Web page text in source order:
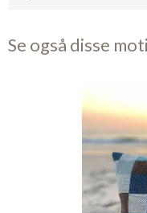
Se også disse